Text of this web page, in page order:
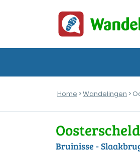
Home >Wandelingen >
Bruinisse -